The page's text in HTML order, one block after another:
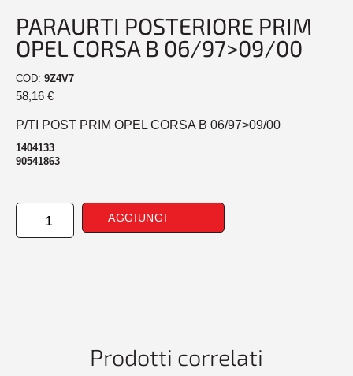
PARAURTI POSTERIORE PRIM
OPEL CORSA B 06/97>09/00
COD: 9Z4V7
58,16 €
P/TI POST PRIM OPEL CORSA B 06/97>09/00
1404133
90541863
PARAURTI
POSTERIORE
AGGIUNGI
Prodotti correlati